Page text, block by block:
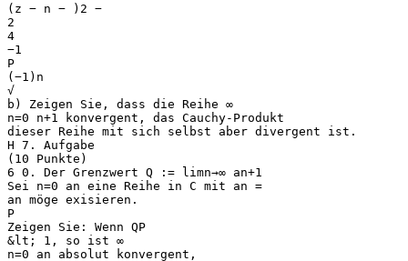
(z − n − )2 −
2
4
−1
P
(−1)n
√
b) Zeigen Sie, dass die Reihe ∞
n=0 n+1 konvergent, das Cauchy-Produkt
dieser Reihe mit sich selbst aber divergent ist.
H 7. Aufgabe
(10 Punkte)
6 0. Der Grenzwert Q := limn→∞ an+1
Sei n=0 an eine Reihe in C mit an =
an möge exisieren.
P
Zeigen Sie: Wenn QP
&lt; 1, so ist ∞
n=0 an absolut konvergent,